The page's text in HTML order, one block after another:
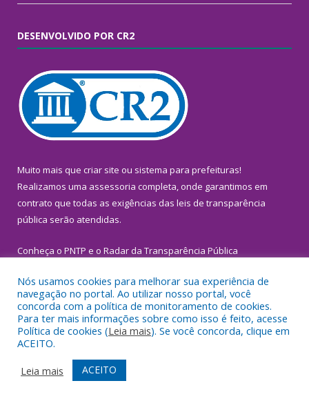
DESENVOLVIDO POR CR2
Muito mais que criar site ou sistema para prefeituras!
Realizamos uma assessoria completa, onde garantimos em
contrato que todas as exigências das leis de transparência
pública serão atendidas.
Conheça o PNTP e o Radar da Transparência Pública
Todos os direitos reservados a Prefeitura Municipal de
Inhangapi.
Mapa do Site
Acessar Área Administrativa
Acessar Webmail
Nós usamos cookies para melhorar sua experiência de
navegação no portal. Ao utilizar nosso portal, você
concorda com a política de monitoramento de cookies.
Para ter mais informações sobre como isso é feito, acesse
Política de cookies (Leia mais). Se você concorda, clique em
ACEITO.
Leia mais
ACEITO